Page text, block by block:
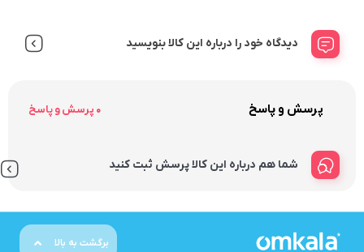
دیدگاه خود را درباره این کالا بنویسید
پرسش و پاسخ 0 پرسش و پاسخ
شما هم درباره این کالا پرسش ثبت کنید
برگشت به بالا